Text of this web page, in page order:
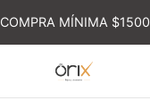
COMPRA MÍNIMA $1500